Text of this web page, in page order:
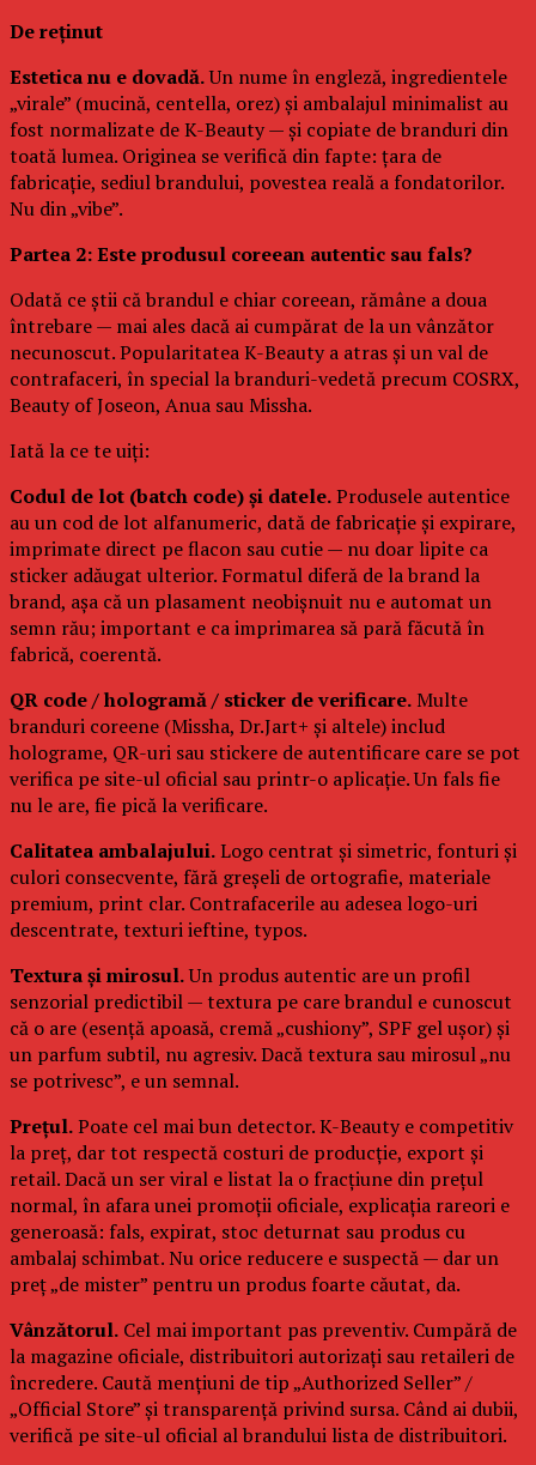
De reținut
Estetica nu e dovadă.Un nume în engleză, ingredientele
„virale” (mucină, centella, orez) și ambalajul minimalist au
fost normalizate de K-Beauty — și copiate de branduri din
toată lumea. Originea se verifică din fapte: țara de
fabricație, sediul brandului, povestea reală a fondatorilor.
Nu din „vibe”.
Partea 2: Este produsul coreean autentic sau fals?
Odată ce știi că brandul e chiar coreean, rămâne a doua
întrebare — mai ales dacă ai cumpărat de la un vânzător
necunoscut. Popularitatea K-Beauty a atras și un val de
contrafaceri, în special la branduri-vedetă precum COSRX,
Beauty of Joseon, Anua sau Missha.
Iată la ce te uiți:
Codul de lot (batch code) și datele.Produsele autentice
au un cod de lot alfanumeric, dată de fabricație și expirare,
imprimate direct pe flacon sau cutie — nu doar lipite ca
sticker adăugat ulterior. Formatul diferă de la brand la
brand, așa că un plasament neobișnuit nu e automat un
semn rău; important e ca imprimarea să pară făcută în
fabrică, coerentă.
QR code / hologramă / sticker de verificare.Multe
branduri coreene (Missha, Dr.Jart+ și altele) includ
holograme, QR-uri sau stickere de autentificare care se pot
verifica pe site-ul oficial sau printr-o aplicație. Un fals fie
nu le are, fie pică la verificare.
Calitatea ambalajului.Logo centrat și simetric, fonturi și
culori consecvente, fără greșeli de ortografie, materiale
premium, print clar. Contrafacerile au adesea logo-uri
descentrate, texturi ieftine, typos.
Textura și mirosul.Un produs autentic are un profil
senzorial predictibil — textura pe care brandul e cunoscut
că o are (esență apoasă, cremă „cushiony”, SPF gel ușor) și
un parfum subtil, nu agresiv. Dacă textura sau mirosul „nu
se potrivesc”, e un semnal.
Prețul.Poate cel mai bun detector. K-Beauty e competitiv
la preț, dar tot respectă costuri de producție, export și
retail. Dacă un ser viral e listat la o fracțiune din prețul
normal, în afara unei promoții oficiale, explicația rareori e
generoasă: fals, expirat, stoc deturnat sau produs cu
ambalaj schimbat. Nu orice reducere e suspectă — dar un
preț „de mister” pentru un produs foarte căutat, da.
Vânzătorul. Cel mai important pas preventiv. Cumpără de
la magazine oficiale, distribuitori autorizați sau retaileri de
încredere. Caută mențiuni de tip „Authorized Seller” /
„Official Store” și transparență privind sursa. Când ai dubii,
verifică pe site-ul oficial al brandului lista de distribuitori.